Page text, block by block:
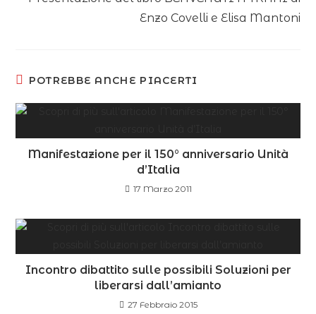
Enzo Covelli e Elisa Mantoni
POTREBBE ANCHE PIACERTI
Manifestazione per il 150° anniversario Unità
d’Italia
17 Marzo 2011
Incontro dibattito sulle possibili Soluzioni per
liberarsi dall’amianto
27 Febbraio 2015